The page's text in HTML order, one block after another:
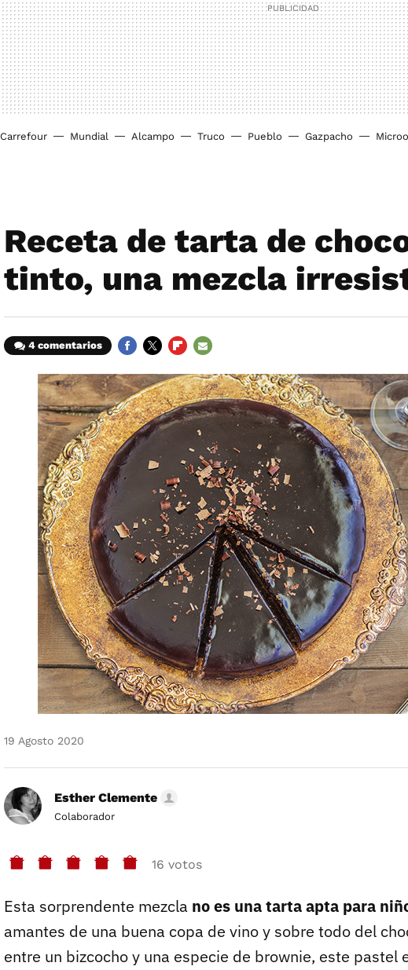
Carrefour Mundial Alcampo Truco Pueblo Gazpacho
Receta de tarta de
tinto, una mezcla
4 comentarios
MAIL
19 Agosto 2020
Esther Clemente
Colaborador
16 votos
Esta sorprendente mezcla no es una tarta apta para
amantes de una buena copa de vino y sobre todo del
entre un bizcocho y una especie de brownie, este pastel